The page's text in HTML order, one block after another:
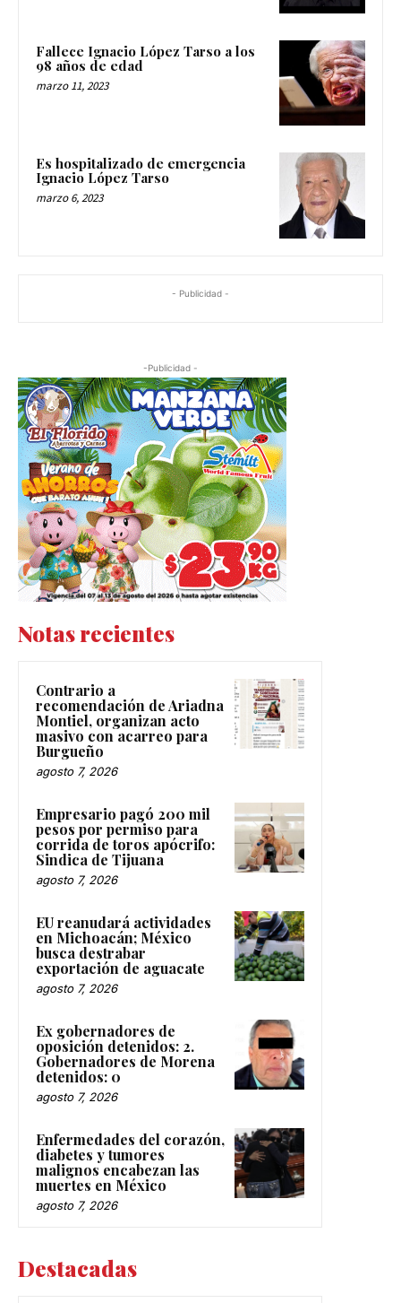
Fallece Ignacio López Tarso a los
98 años de edad
marzo 11, 2023
Es hospitalizado de emergencia
Ignacio López Tarso
marzo 6, 2023
- Publicidad -
-Publicidad -
Notas recientes
Contrario a
recomendación de Ariadna
Montiel, organizan acto
masivo con acarreo para
Burgueño
agosto 7, 2026
Empresario pagó 200 mil
pesos por permiso para
corrida de toros apócrifo:
Sindica de Tijuana
agosto 7, 2026
EU reanudará actividades
en Michoacán; México
busca destrabar
exportación de aguacate
agosto 7, 2026
Ex gobernadores de
oposición detenidos: 2.
Gobernadores de Morena
detenidos: 0
agosto 7, 2026
Enfermedades del corazón,
diabetes y tumores
malignos encabezan las
muertes en México
agosto 7, 2026
Destacadas